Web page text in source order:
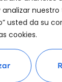
analizar
usted da su
cookies.